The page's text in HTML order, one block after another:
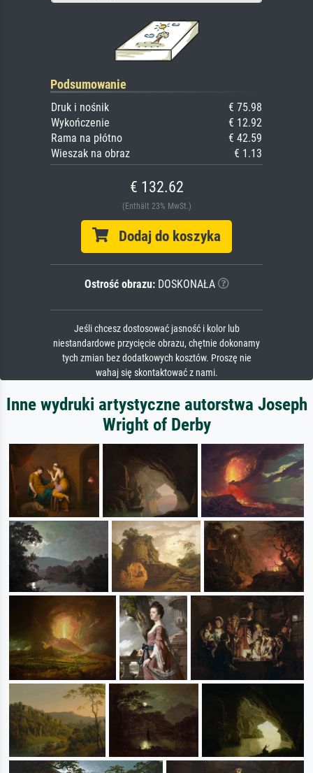
Podsumowanie
Druk i nośnik
€ 75.98
Wykończenie
€ 12.92
Rama na płótno
€ 42.59
Wieszak na obraz
€ 1.13
€ 132.62
(Enthält 23% MwSt.)
Dodaj do koszyka
Ostrość obrazu:DOSKONAŁA
Jeśli chcesz dostosować jasność i kolor lub
niestandardowe przycięcie obrazu, chętnie dokonamy
tych zmian bez dodatkowych kosztów. Proszę nie
wahaj się skontaktować z nami.
Inne wydruki artystyczne autorstwa Joseph
Wright of Derby